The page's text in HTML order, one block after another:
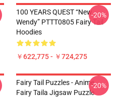
100 YEARS QUEST “New
Wendy” PTTT0805 Fairy Tail
Hoodies
￥622,775 - ￥724,275
-20%
Fairy Tail Puzzles - Anime
Fairy Taila Jigsaw Puzzle
-20%